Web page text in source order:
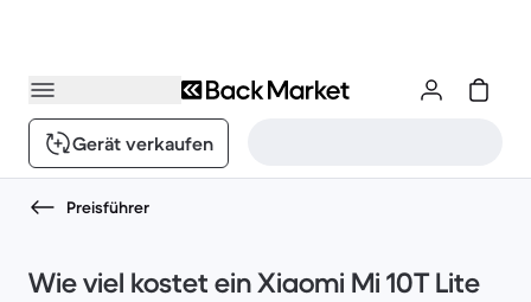
Gerät verkaufen
Preisführer
Wie viel kostet ein Xiaomi Mi 10T Lite